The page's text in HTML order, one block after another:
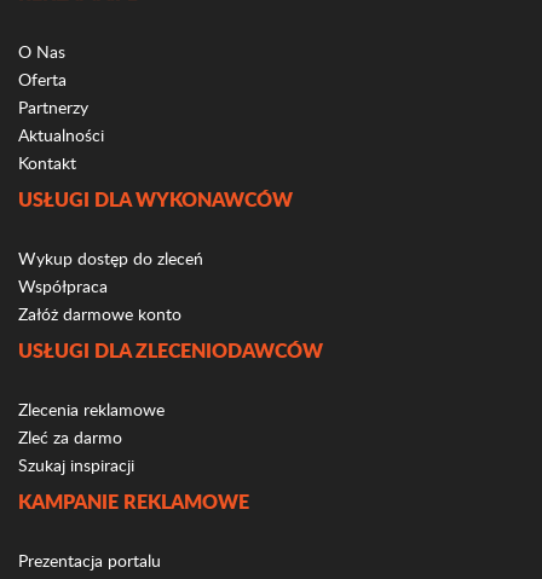
O Nas
Oferta
Partnerzy
Aktualności
Kontakt
USŁUGI DLA WYKONAWCÓW
Wykup dostęp do zleceń
Współpraca
Załóż darmowe konto
USŁUGI DLA ZLECENIODAWCÓW
Zlecenia reklamowe
Zleć za darmo
Szukaj inspiracji
KAMPANIE REKLAMOWE
Prezentacja portalu